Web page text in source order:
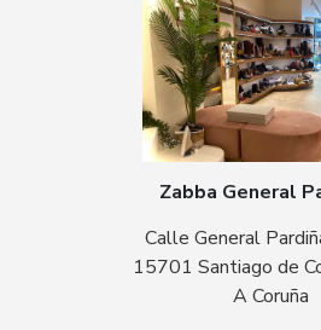
Zabba General
Calle General
15701 Santiago de
A Coruña